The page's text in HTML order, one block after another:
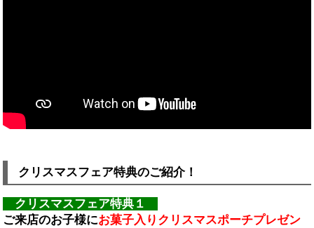
クリスマスフェア特典のご紹介！
クリスマスフェア特典１
ご来店のお子様にお菓子入りクリスマスポーチプレゼン